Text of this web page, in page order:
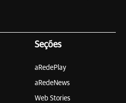
Seções
aRedePlay
aRedeNews
Web Stories